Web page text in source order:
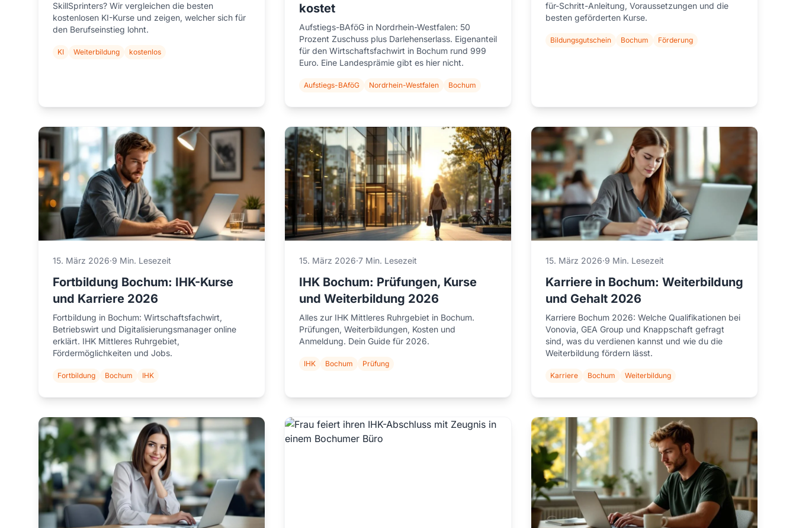
SkillSprinters? Wir vergleichen die besten
kostenlosen KI-Kurse und zeigen, welcher sich für
den Berufseinstieg lohnt.
KI Weiterbildung kostenlos
kostet
Aufstiegs-BAföG in Nordrhein-Westfalen: 50
Prozent Zuschuss plus Darlehenserlass. Eigenanteil
für den Wirtschaftsfachwirt in Bochum rund 999
Euro. Eine Landesprämie gibt es hier nicht.
Aufstiegs-BAföG Nordrhein-Westfalen Bochum
für-Schritt-Anleitung, Voraussetzungen und die
besten geförderten Kurse.
Bildungsgutschein Bochum Förderung
15. März 2026·9 Min. Lesezeit
Fortbildung Bochum: IHK-Kurse
und Karriere 2026
Fortbildung in Bochum: Wirtschaftsfachwirt,
Betriebswirt und Digitalisierungsmanager online
erklärt. IHK Mittleres Ruhrgebiet,
Fördermöglichkeiten und Jobs.
Fortbildung Bochum IHK
15. März 2026·7 Min. Lesezeit
IHK Bochum: Prüfungen, Kurse
und Weiterbildung 2026
Alles zur IHK Mittleres Ruhrgebiet in Bochum.
Prüfungen, Weiterbildungen, Kosten und
Anmeldung. Dein Guide für 2026.
IHK Bochum Prüfung
15. März 2026·9 Min. Lesezeit
Karriere in Bochum: Weiterbildung
und Gehalt 2026
Karriere Bochum 2026: Welche Qualifikationen bei
Vonovia, GEA Group und Knappschaft gefragt
sind, was du verdienen kannst und wie du die
Weiterbildung fördern lässt.
Karriere Bochum Weiterbildung